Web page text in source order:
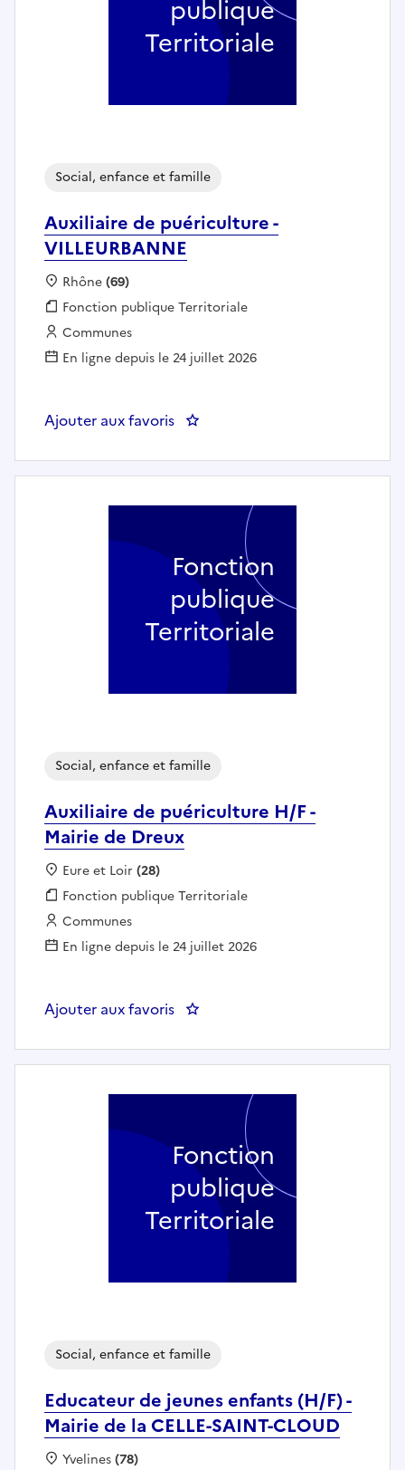
Auxiliaire de puériculture -
VILLEURBANNE
Social, enfance et famille
Localisation :
Rhône(69)
Fonction publique :
Fonction publique Territoriale
Employeur :
Communes
En ligne depuis le 24 juillet 2026
Ajouter aux favoris : Auxiliaire de puériculture -
publique
Territoriale
Auxiliaire de puériculture H/F -
Mairie de Dreux
Social, enfance et famille
Localisation :
Eure et Loir (28)
Fonction publique :
Fonction publique Territoriale
Employeur :
Communes
En ligne depuis le 24 juillet 2026
Ajouter aux favoris : Auxiliaire de puériculture H/F -
Fonction
publique
Territoriale
Educateur de jeunes enfants (H/F) -
Mairie de la CELLE-SAINT-CLOUD
Social, enfance et famille
Localisation :
Yvelines(78)
Fonction
publique
Territoriale